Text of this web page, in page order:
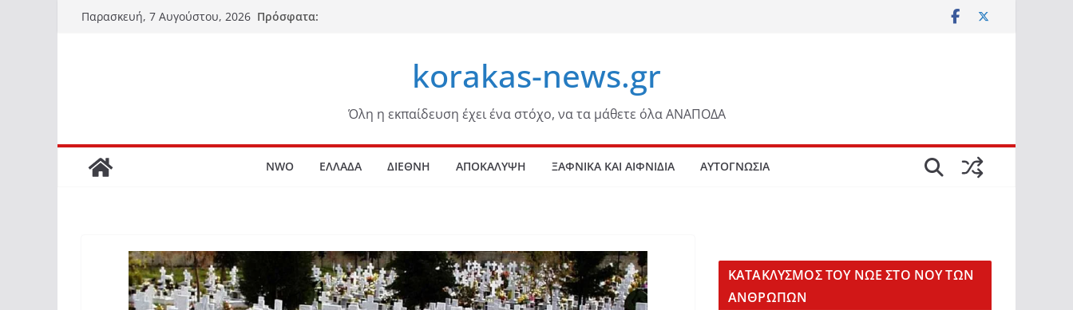
Μετάβαση
Παρασκευή, 7 Αυγούστου, 2026 Πρόσφατα:
korakas-news.gr
Όλη η εκπαίδευση έχει ένα στόχο, να τα μάθετε όλα ΑΝΑΠΟΔΑ
NWO ΕΛΛΑΔΑ ΔΙΕΘΝΗ ΑΠΟΚΑΛΥΨΗ ΞΑΦΝΙΚΑ ΚΑΙ ΑΙΦΝΙΔΙΑ ΑΥΤΟΓΝΩΣΙΑ
KΑΤΑΚΛΥΣΜΟΣ ΤΟΥ ΝΩΕ ΣΤΟ ΝΟΥ ΤΩΝ
ΑΝΘΡΩΠΩΝ